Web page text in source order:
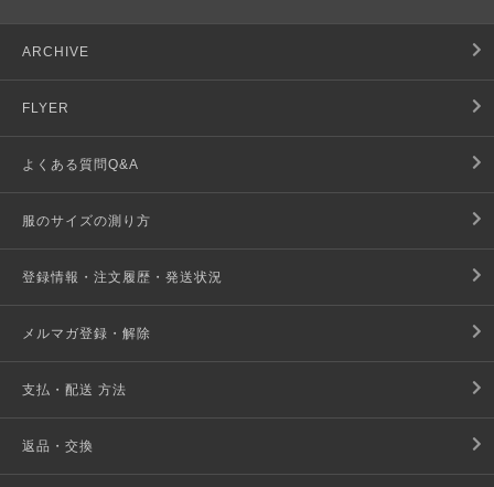
ARCHIVE
FLYER
よくある質問Q&A
服のサイズの測り方
登録情報・注文履歴・発送状況
メルマガ登録・解除
支払・配送 方法
返品・交換